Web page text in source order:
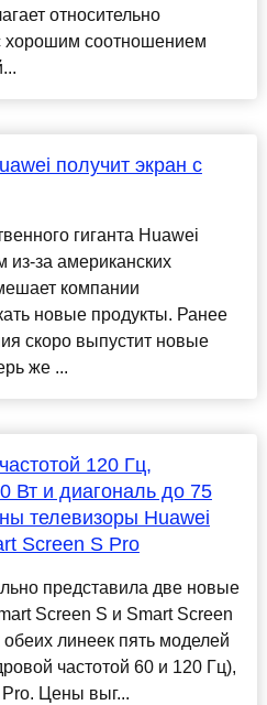
относительно
хорошим соотношением
получит экран с
гиганта Huawei
из-за американских
компании
новые продукты. Ранее
скоро выпустит новые
же ...
120 Гц,
Вт и диагональ до 75
телевизоры Huawei
Screen S Pro
представила две новые
Screen S и Smart Screen
линеек пять моделей
частотой 60 и 120 Гц),
Цены выг...